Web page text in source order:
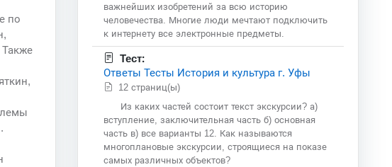
по
важнейших изобретений за всю историю
человечества. Многие люди мечтают подключить
к интернету все электронные предметы.
Тест:
Ответы Тесты История и культура г. Уфы
12 страниц(ы)
Из каких частей состоит текст экскурсии? а)
вступление, заключительная часть б) основная
часть в) все варианты 12. Как называются
многоплановые экскурсии, строящиеся на показе
самых различных объектов?